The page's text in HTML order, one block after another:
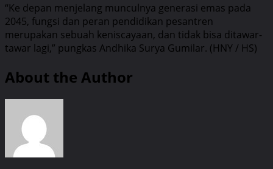
“Ke depan menjelang munculnya generasi emas pada
2045, fungsi dan peran pendidikan pesantren
merupakan sebuah keniscayaan, dan tidak bisa ditawar-
tawar lagi,” pungkas Andhika Surya Gumilar. (HNY / HS)
About the Author